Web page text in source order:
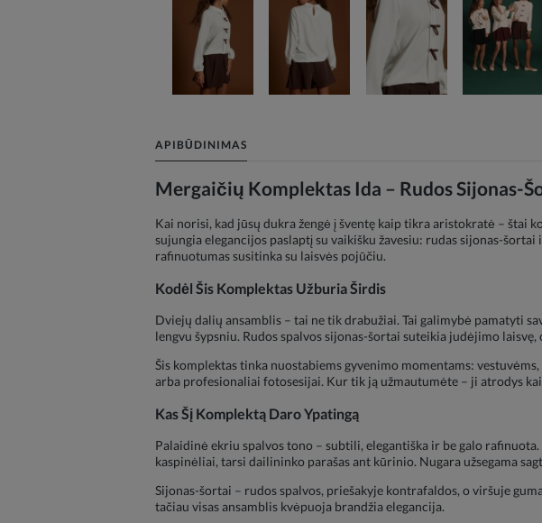
APIBŪDINIMAS
Mergaičių Komplektas Ida – Rudos Sijonas-
Kai norisi, kad jūsų dukra žengė į šventę kaip tikra aristokratė – štai
sujungia elegancijos paslaptį su vaikišku žavesiu: rudas sijonas-
rafinuotumas susitinka su laisvės pojūčiu.
Kodėl Šis Komplektas Užburia Širdis
Dviejų dalių ansamblis – tai ne tik drabužiai. Tai galimybė pamatyti
lengvu šypsniu. Rudos spalvos sijonas-šortai suteikia judėjimo
Šis komplektas tinka nuostabiems gyvenimo momentams:
arba profesionaliai fotosesijai. Kur tik ją užmautumėte – ji atrodys
Kas Šį Komplektą Daro Ypatingą
Palaidinė ekriu spalvos tono – subtili, elegantiška ir be galo
kaspinėliai, tarsi dailininko parašas ant kūrinio. Nugara užsegama
Sijonas-šortai – rudos spalvos, priešakyje kontrafaldos, o viršuje
tačiau visas ansamblis kvėpuoja brandžia elegancija.